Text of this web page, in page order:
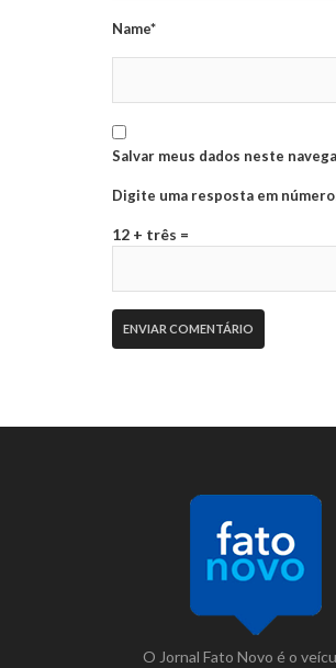
Name*
Salvar meus dados neste
Digite uma resposta em
12 + três =
O Jornal Fato Novo é o